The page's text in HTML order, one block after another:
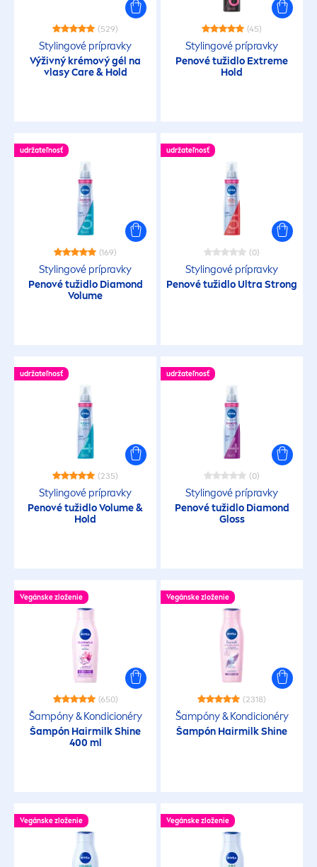
(529)
Stylingové prípravky
Výživný krémový gél na
vlasyCare& Hold
(45)
Stylingové prípravky
Penové tužidlo Extreme
Hold
udržateľnosť
(169)
Stylingové prípravky
Penové tužidlo Diamond
Volume
udržateľnosť
(0)
Stylingové prípravky
Penové tužidlo Ultra Strong
udržateľnosť
(235)
Stylingové prípravky
Penové tužidlo Volume &
Hold
udržateľnosť
(0)
Stylingové prípravky
Penové tužidlo Diamond
Gloss
Vegánske zloženie
(650)
Šampóny & Kondicionéry
Šampón HairmilkShine
400 ml
Vegánske zloženie
(2318)
Šampóny & Kondicionéry
Šampón HairmilkShine
Vegánske zloženie Vegánske zloženie